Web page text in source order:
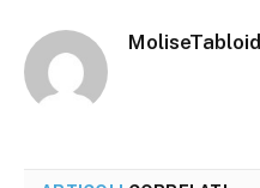
MoliseTabloid